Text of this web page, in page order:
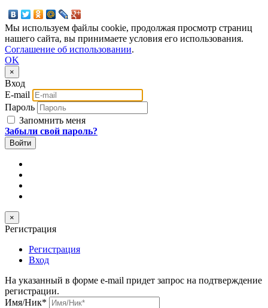
Мы используем файлы cookie, продолжая просмотр страниц
нашего сайта, вы принимаете условия его использования.
Соглашение об использовании.
OK
×
Вход
E-mail
Пароль
Запомнить меня
Забыли свой пароль?
×
Регистрация
Регистрация
Вход
На указанный в форме e-mail придет запрос на подтверждение
регистрации.
Имя/Ник*